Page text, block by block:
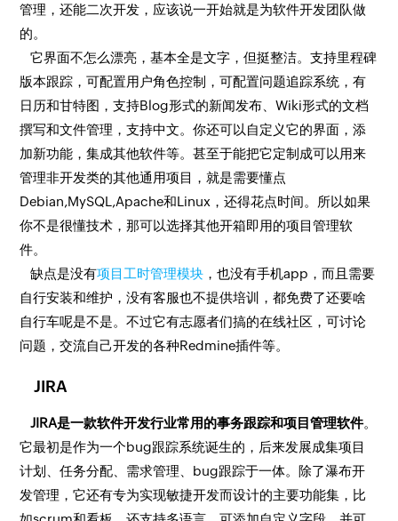
管理，还能二次开发，应该说一开始就是为软件开发团队做
的。
它界面不怎么漂亮，基本全是文字，但挺整洁。支持里程碑
版本跟踪，可配置用户角色控制，可配置问题追踪系统，有
日历和甘特图，支持Blog形式的新闻发布、Wiki形式的文档
撰写和文件管理，支持中文。你还可以自定义它的界面，添
加新功能，集成其他软件等。甚至于能把它定制成可以用来
管理非开发类的其他通用项目，就是需要懂点
Debian,MySQL,Apache和Linux，还得花点时间。所以如果
你不是很懂技术，那可以选择其他开箱即用的项目管理软
件。
缺点是没有项目工时管理模块 ，也没有手机app，而且需要
自行安装和维护，没有客服也不提供培训，都免费了还要啥
自行车呢是不是。不过它有志愿者们搞的在线社区，可讨论
问题，交流自己开发的各种Redmine插件等。
JIRA
JIRA是一款软件开发行业常用的事务跟踪和项目管理软件。
它最初是作为一个bug跟踪系统诞生的，后来发展成集项目
计划、任务分配、需求管理、bug跟踪于一体。除了瀑布开
发管理，它还有专为实现敏捷开发而设计的主要功能集，比